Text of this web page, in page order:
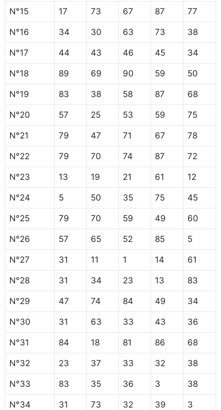
N°15 17 73 67 87 77
N°16 34 30 63 73 38
N°17 44 43 46 45 34
N°18 89 69 90 59 50
N°19 83 38 58 87 68
N°20 57 25 53 59 75
N°21 79 47 71 67 78
N°22 79 70 74 87 72
N°23 13 19 21 61 12
N°24 5 50 35 75 45
N°25 79 70 59 49 60
N°26 57 65 52 85 5
N°27 31 11 1 14 61
N°28 31 34 23 13 83
N°29 47 74 84 49 34
N°30 31 63 33 43 36
N°31 84 18 81 86 68
N°32 23 37 33 32 38
N°33 83 35 36 3 38
N°34 31 73 32 39 3